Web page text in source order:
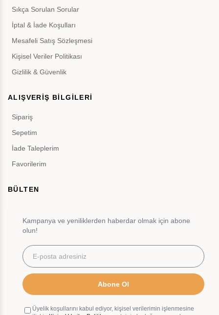
Sıkça Sorulan Sorular
İptal & İade Koşulları
Mesafeli Satış Sözleşmesi
Kişisel Veriler Politikası
Gizlilik & Güvenlik
ALIŞVERİŞ BİLGİLERİ
Sipariş
Sepetim
İade Taleplerim
Favorilerim
BÜLTEN
Kampanya ve yeniliklerden haberdar olmak için abone
olun!
Abone Ol
Üyelik koşullarını kabul ediyor, kişisel verilerimin işlenmesine